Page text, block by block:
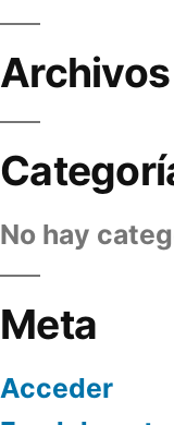
Archivos
No hay
Meta
Acceder